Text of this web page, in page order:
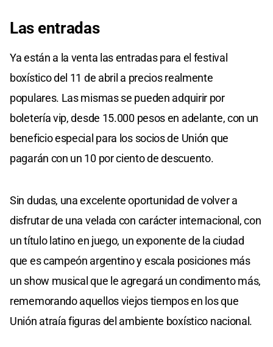
Las entradas
Ya están a la venta las entradas para el festival
boxístico del 11 de abril a precios realmente
populares. Las mismas se pueden adquirir por
boletería vip, desde 15.000 pesos en adelante, con un
beneficio especial para los socios de Unión que
pagarán con un 10 por ciento de descuento.
Sin dudas, una excelente oportunidad de volver a
disfrutar de una velada con carácter internacional, con
un título latino en juego, un exponente de la ciudad
que es campeón argentino y escala posiciones más
un show musical que le agregará un condimento más,
rememorando aquellos viejos tiempos en los que
Unión atraía figuras del ambiente boxístico nacional.